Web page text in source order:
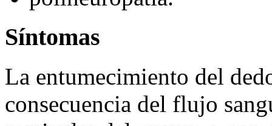
Síntomas
La entumecimiento del
consecuencia del flujo